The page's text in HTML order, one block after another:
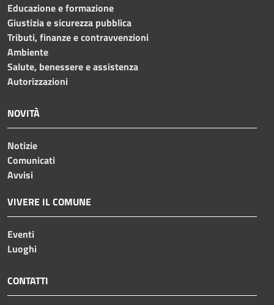
Educazione e formazione
Giustizia e sicurezza pubblica
Tributi, finanze e contravvenzioni
Ambiente
Salute, benessere e assistenza
Autorizzazioni
NOVITÀ
Notizie
Comunicati
Avvisi
VIVERE IL COMUNE
Eventi
Luoghi
CONTATTI